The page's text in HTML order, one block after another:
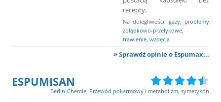
recepty.
Na dolegliwości: gazy
problemy
żołądkowo-przełykowe
trawienie wzdęcia
» Sprawdź opinie o Espumax...
ESPUMISAN
Berlin-Chemie Przewód pokarmowy i metabolizm symetykon